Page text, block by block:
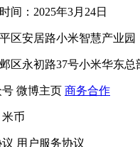
间：2025年3月24日
区安居路小米智慧产业园
区永初路37号小米华东总
号 微博主页 商务合作
米币
用户服务协议